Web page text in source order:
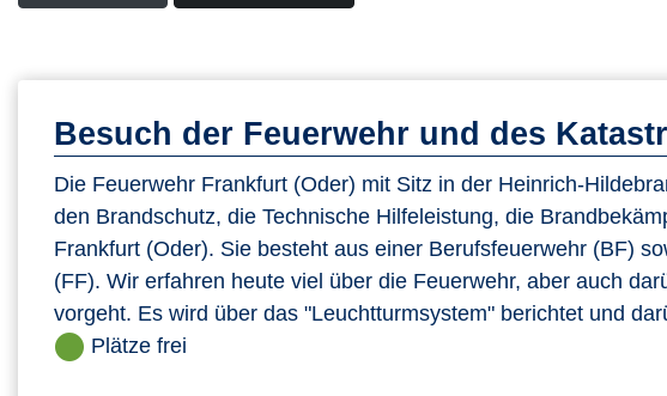
Besuch der Feuerwehr und des
Die Feuerwehr Frankfurt (Oder) mit Sitz in der Heinrich-
den Brandschutz, die Technische Hilfeleistung, die
Frankfurt (Oder). Sie besteht aus einer Berufsfeuerwehr (BF)
(FF). Wir erfahren heute viel über die Feuerwehr, aber auch
vorgeht. Es wird über das "Leuchtturmsystem" berichtet und
Plätze frei